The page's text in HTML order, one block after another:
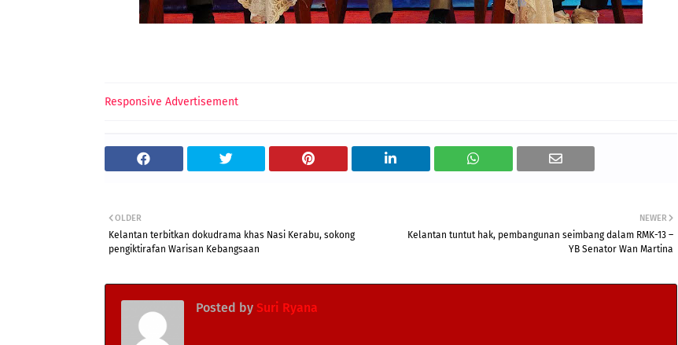
Responsive Advertisement
NEWER
Kelantan tuntut hak, pembangunan seimbang dalam RMK-13 –
YB Senator Wan Martina
OLDER
Kelantan terbitkan dokudrama khas Nasi Kerabu, sokong
pengiktirafan Warisan Kebangsaan
Posted by Suri Ryana